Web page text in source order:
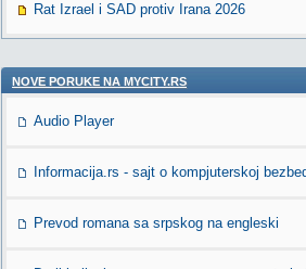
Rat Izrael i SAD protiv Irana 2026
NOVE PORUKE NA MYCITY.RS
Audio Player
Informacija.rs - sajt o kompjuterskoj
Prevod romana sa srpskog na engleski